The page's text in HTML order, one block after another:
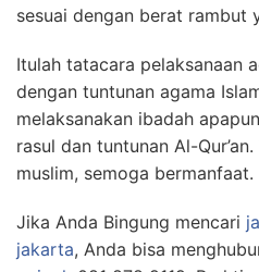
sesuai dengan berat rambut
Itulah tatacara pelaksanaan
dengan tuntunan agama
melaksanakan ibadah
rasul dan tuntunan Al-
muslim, semoga bermanfaat.
Jika Anda Bingung mencari
jakarta, Anda bisa